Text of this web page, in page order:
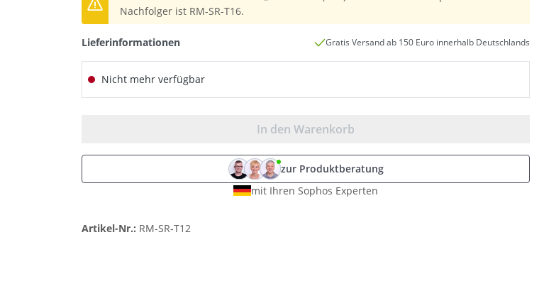
Nachfolger ist RM-SR-T16.
Lieferinformationen Gratis Versand ab 150 Euro innerhalb Deutschlands
Nicht mehr verfügbar
In den Warenkorb
zur Produktberatung
mit Ihren Sophos Experten
Artikel-Nr.: RM-SR-T12